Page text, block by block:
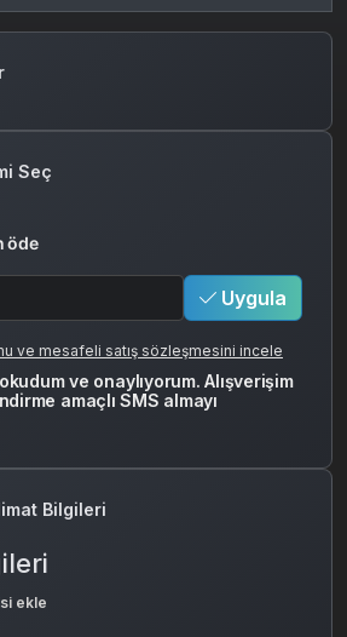
Seç
öde
Uygula
ve mesafeli satış sözleşmesini incele
ve onaylıyorum. Alışverişim
amaçlı SMS almayı
Bilgileri
ekle